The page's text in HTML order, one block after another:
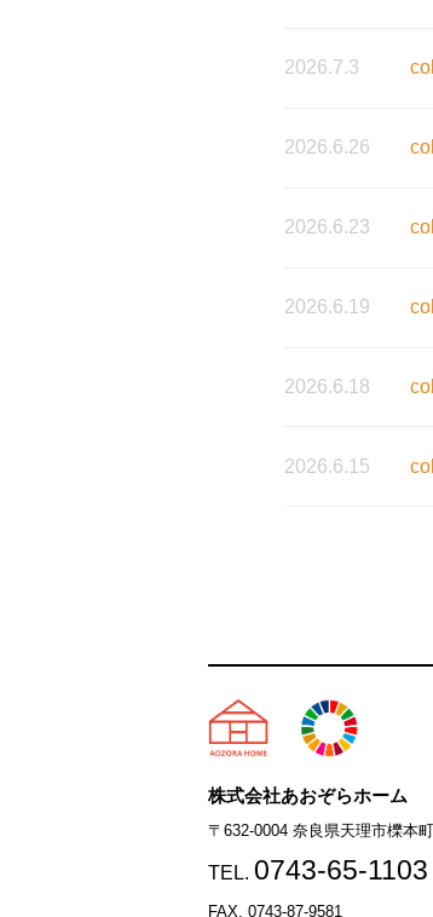
2026.7.3
2026.6.26
2026.6.23
2026.6.19
2026.6.18
2026.6.15
天理市の注文住
株式会社あおぞらホーム
〒632-0004 奈良県天理市櫟本
TEL. 0743-65-1103
FAX. 0743-87-9581